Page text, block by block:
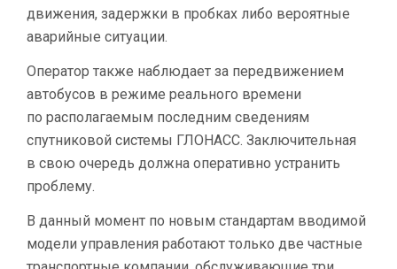
движения, задержки в пробках либо вероятные
аварийные ситуации.
Оператор также наблюдает за передвижением
автобусов в режиме реального времени
по располагаемым последним сведениям
спутниковой системы ГЛОНАСС. Заключительная
в свою очередь должна оперативно устранить
проблему.
В данный момент по новым стандартам вводимой
модели управления работают только две частные